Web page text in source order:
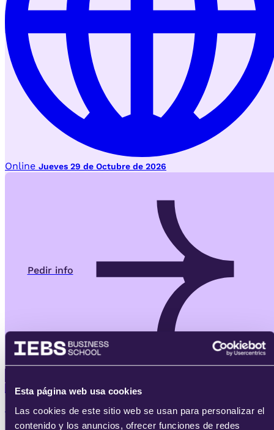
Esta página web usa cookies
Las cookies de este sitio web se usan para personalizar el
contenido y los anuncios, ofrecer funciones de redes
Online Jueves 29 de Octubre de 2026
Pedir info
Postgrado
IEBS AI-Learning